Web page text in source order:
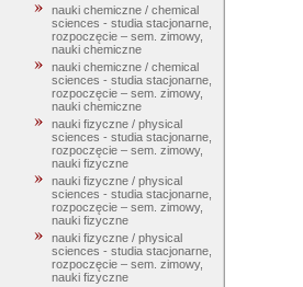
nauki chemiczne / chemical
sciences - studia stacjonarne,
rozpoczęcie – sem. zimowy,
nauki chemiczne
nauki chemiczne / chemical
sciences - studia stacjonarne,
rozpoczęcie – sem. zimowy,
nauki chemiczne
nauki fizyczne / physical
sciences - studia stacjonarne,
rozpoczęcie – sem. zimowy,
nauki fizyczne
nauki fizyczne / physical
sciences - studia stacjonarne,
rozpoczęcie – sem. zimowy,
nauki fizyczne
nauki fizyczne / physical
sciences - studia stacjonarne,
rozpoczęcie – sem. zimowy,
nauki fizyczne